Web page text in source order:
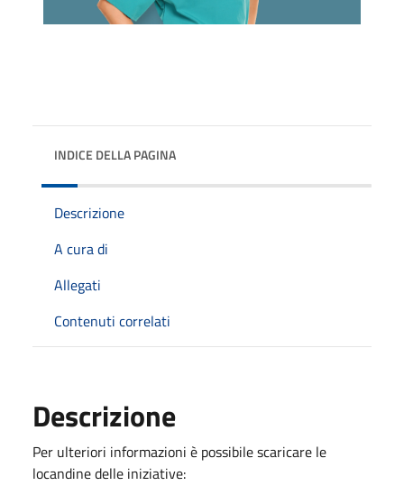
INDICE DELLA PAGINA
Descrizione
A cura di
Allegati
Contenuti correlati
Descrizione
Per ulteriori informazioni è possibile scaricare le
locandine delle iniziative: